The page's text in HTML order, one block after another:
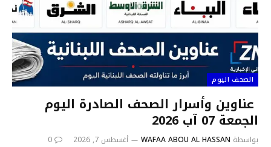
الصحف اليوم
عناوين وأسرار الصحف الصادرة اليوم
الجمعة 07 آب 2026
بواسطة WAFAA ABOU AL HASSAN أغسطس 7, 2026 0